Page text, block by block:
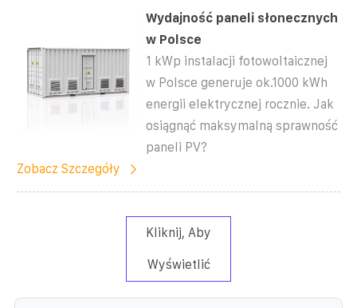
Wydajność paneli słonecznych
w Polsce
1 kWp instalacji fotowoltaicznej
w Polsce generuje ok.1000 kWh
energii elektrycznej rocznie. Jak
osiągnąć maksymalną sprawność
paneli PV?
Zobacz Szczegóły
Kliknij, Aby
Wyświetlić